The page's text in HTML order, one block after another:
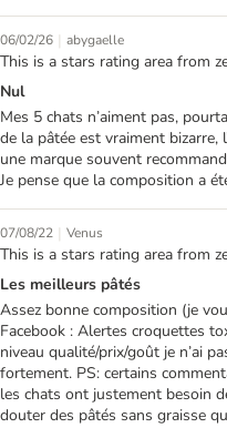
06/02/26 | abygaelle
This is a stars rating area from
Nul
Mes 5 chats n’aiment pas,
de la pâtée est vraiment bizarre,
une marque souvent
Je pense que la composition a
07/08/22 | Venus
This is a stars rating area from
Les meilleurs pâtés
Assez bonne composition (je
Facebook : Alertes croquettes
niveau qualité/prix/goût je n’ai
fortement. PS: certains
les chats ont justement besoin
douter des pâtés sans graisse